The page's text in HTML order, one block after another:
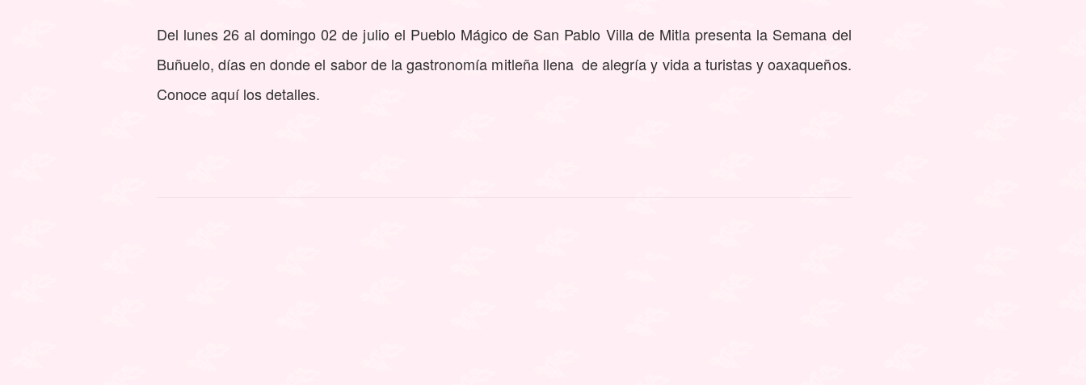
Del lunes 26 al domingo 02 de julio el Pueblo Mágico de San Pablo Villa de Mitla presenta la Semana del
Buñuelo, días en donde el sabor de la gastronomía mitleña llena de alegría y vida a turistas y oaxaqueños.
Conoce aquí los detalles.